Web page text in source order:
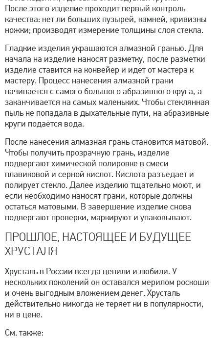
После этого изделие проходит первый контроль
качества: нет ли больших пузырей, камней, кривизны
ножки; производят измерение толщины слоя стекла.
Гладкие изделия украшаются алмазной гранью. Для
начала на изделие наносят разметку, после разметки
изделие ставится на конвейер и идёт от мастера к
мастеру. Процесс нанесения алмазной грани
начинается с самого большого абразивного круга, а
заканчивается на самых маленьких. Чтобы стеклянная
пыль не попадала в дыхательные пути, на абразивные
круги подаётся вода.
После нанесения алмазная грань становится матовой.
Чтобы получить прозрачную грань, изделие
подвергают химической полировке в смеси
плавиковой и серной кислот. Кислота разъедает и
полирует стекло. Далее изделию тщательно моют, и
если необходимо наносят грани, которые должны
остаться матовыми. В завершение изделие снова
подвергают проверки, маркируют и упаковывают.
ПРОШЛОЕ, НАСТОЯЩЕЕ И БУДУЩЕЕ
ХРУСТАЛЯ
Хрусталь в России всегда ценили и любили. У
нескольких поколений он оставался мерилом роскоши
и очень выгодным вложением денег. Хрусталь
действительно никогда не теряет ни в популярности,
ни в цене.
См. также: